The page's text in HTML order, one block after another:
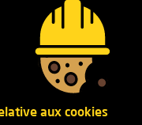
en acier. Numéroté
annuel.
Appelez nos experts
+32(0)3 303 14
aux cookies